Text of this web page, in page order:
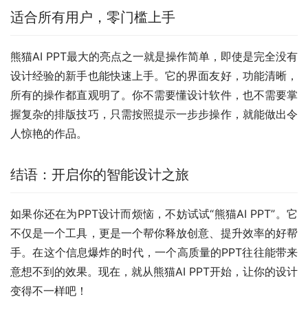
适合所有用户，零门槛上手
熊猫AI PPT最大的亮点之一就是操作简单，即使是完全没有
设计经验的新手也能快速上手。它的界面友好，功能清晰，
所有的操作都直观明了。你不需要懂设计软件，也不需要掌
握复杂的排版技巧，只需按照提示一步步操作，就能做出令
人惊艳的作品。
结语：开启你的智能设计之旅
如果你还在为PPT设计而烦恼，不妨试试“熊猫AI PPT”。它
不仅是一个工具，更是一个帮你释放创意、提升效率的好帮
手。在这个信息爆炸的时代，一个高质量的PPT往往能带来
意想不到的效果。现在，就从熊猫AI PPT开始，让你的设计
变得不一样吧！